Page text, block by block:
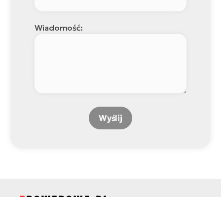
Wiadomość:
Wyślij